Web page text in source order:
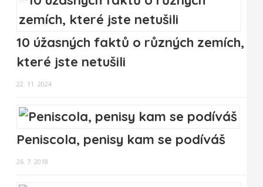
10 úžasných faktů o různých zemích,
které jste netušili
22. 11. 2024
Peniscola, penisy kam se podíváš
26. 7. 2018